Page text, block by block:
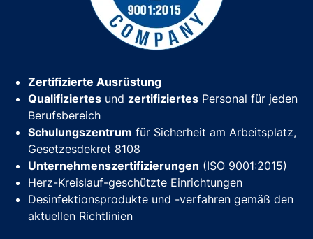
Zertifizierte Ausrüstung
Qualifiziertes und zertifiziertes Personal für jeden
Berufsbereich
Schulungszentrum für Sicherheit am Arbeitsplatz,
Gesetzesdekret 8108
Unternehmenszertifizierungen (ISO 9001:2015)
Herz-Kreislauf-geschützte Einrichtungen
Desinfektionsprodukte und -verfahren gemäß den
aktuellen Richtlinien